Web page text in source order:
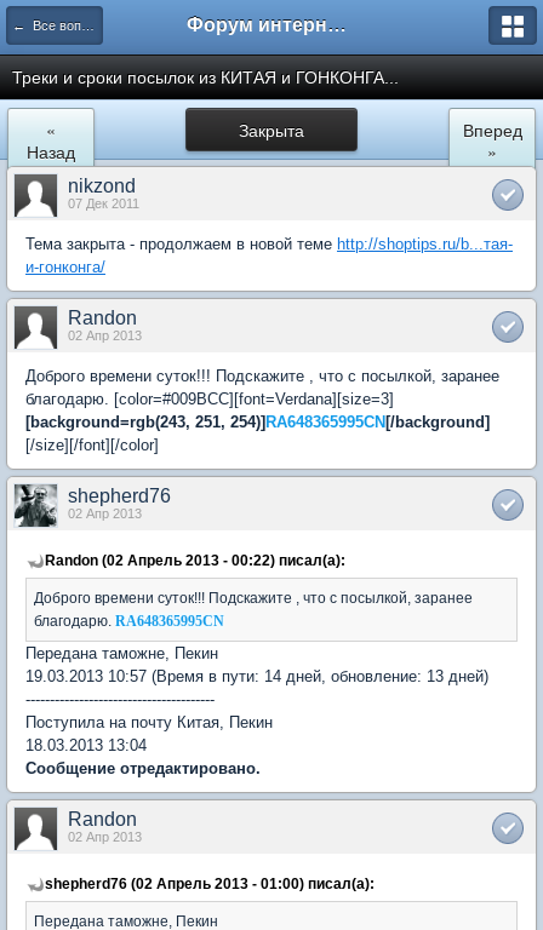
← Все вопросы по отслеживанию посылок Форум интернет покупателей
Треки и сроки посылок из КИТАЯ и ГОНКОНГА...
Закрыта
«
Назад
Вперед
»
nikzond
07 Дек 2011
Тема закрыта - продолжаем в новой теме http://shoptips.ru/b...тая-
и-гонконга/
Randon
02 Апр 2013
Доброго времени суток!!! Подскажите , что с посылкой, заранее
благодарю. [color=#009BCC][font=Verdana][size=3]
[background=rgb(243, 251, 254)] RA648365995CN [/background]
[/size][/font][/color]
shepherd76
02 Апр 2013
Randon (02 Апрель 2013 - 00:22) писал(а):
Доброго времени суток!!! Подскажите , что с посылкой, заранее
благодарю. RA648365995CN
Передана таможне, Пекин
19.03.2013 10:57 (Время в пути: 14 дней, обновление: 13 дней)
---------------------------------------
Поступила на почту Китая, Пекин
18.03.2013 13:04
Сообщение отредактировано.
Randon
02 Апр 2013
shepherd76 (02 Апрель 2013 - 01:00) писал(а):
Передана таможне, Пекин